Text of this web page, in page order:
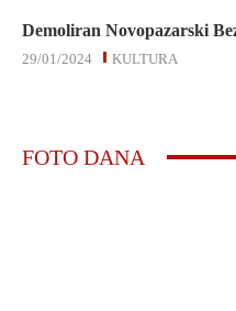
Demoliran Novopazarski
KULTURA
29/01/2024
FOTO DANA